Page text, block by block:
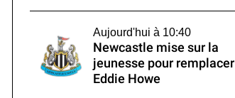
Aujourd'hui à 10:40
Newcastle mise sur la
jeunesse pour remplacer
Eddie Howe